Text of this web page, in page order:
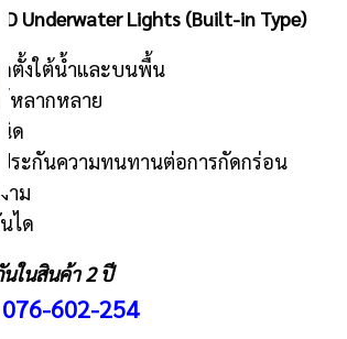
Underwater Lights (Built-in Type)
ดตั้งใต้น้ำและบนพื้น
หลากหลาย
ด
ประกันความทนทานต่อการกัดกร่อน
าม
ได
ในสินค้า 2 ปี
076-602-254